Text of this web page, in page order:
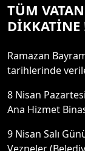
TÜM
DİKKATİNE
Ramazan
tarihlerinde
8 Nisan
Ana Hizmet
9 Nisan Salı